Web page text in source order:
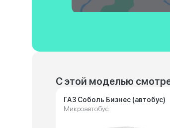
С этой моделью
ГАЗ Соболь Бизнес (автобус)
Микроавтобус